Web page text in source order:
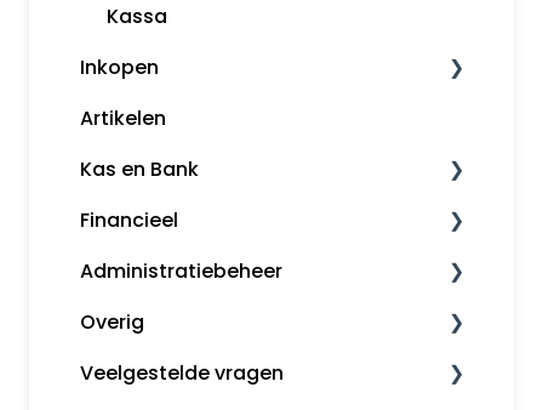
Kassa
Inkopen
Leveranciers
Artikelen
Kas en Bank
Bankkoppeling
Snelstart Bankieren App
Financieel
Fiscaal
Rapporten
Administratiebeheer
Administratiebeheer
Gebruikers en rechten
Overig
MijnSnelStart
Veelgestelde vragen